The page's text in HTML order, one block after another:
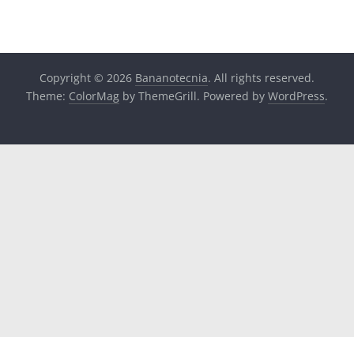
Copyright © 2026 Bananotecnia. All rights reserved.
Theme: ColorMagby ThemeGrill. Powered by WordPress.